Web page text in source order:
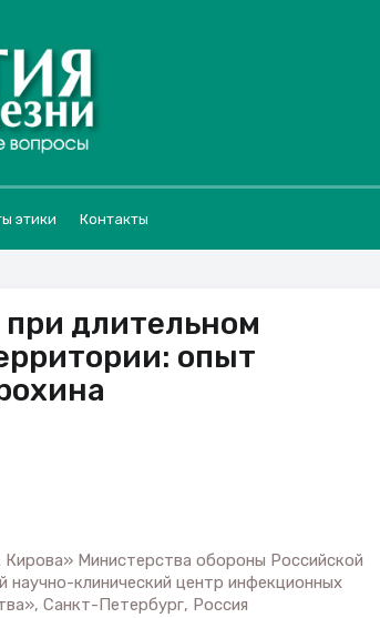
этики Контакты
длительном
опыт
Министерства обороны Российской
клинический центр инфекционных
Санкт-Петербург, Россия